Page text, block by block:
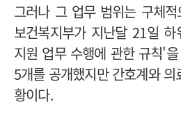
그러나 그 업무 범위는 구체
보건복지부가 지난달 21일
지원 업무 수행에 관한 규칙'
5개를 공개했지만 간호계와
황이다.